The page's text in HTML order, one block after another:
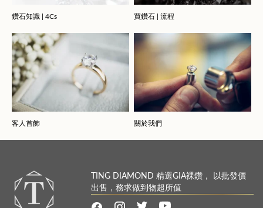
鑽石知識 | 4Cs 買鑽石 | 流程
客人首飾 關於我們
TING DIAMOND 精選GIA裸鑽， 以批發價
出售，務求做到物超所值